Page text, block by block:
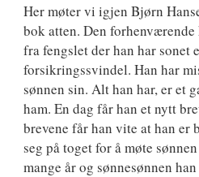
Her møter vi igjen Bjørn
bok atten. Den
fra fengslet der han har sonet
forsikringssvindel. Han har
sønnen sin. Alt han har, er et
ham. En dag får han et nytt
brevene får han vite at han
seg på toget for å møte
mange år og sønnesønnen